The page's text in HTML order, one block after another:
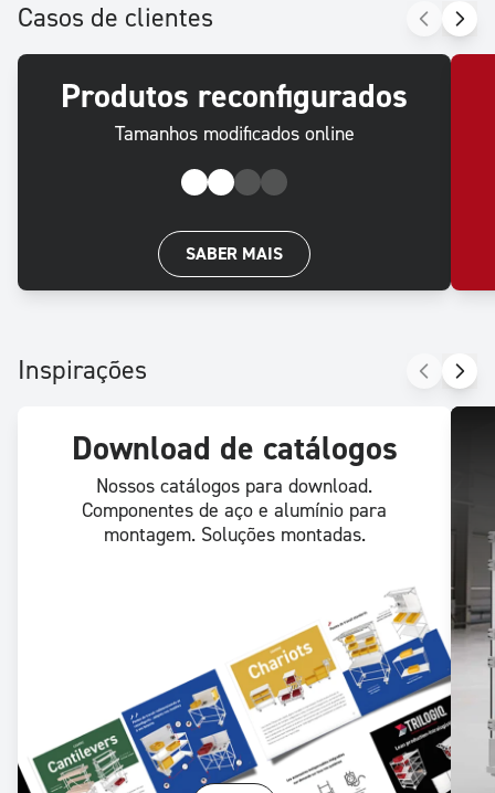
Casos de clientes
Produtos reconfigurados
Tamanhos modificados online
SABER MAIS
Inspirações
Download de catálogos
Nossos catálogos para download.
Componentes de aço e alumínio para
montagem. Soluções montadas.